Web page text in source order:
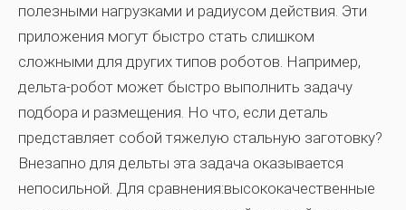
полезными нагрузками и радиусом действия. Эти
приложения могут быстро стать слишком
сложными для других типов роботов. Например,
дельта-робот может быстро выполнить задачу
подбора и размещения. Но что, если деталь
представляет собой тяжелую стальную заготовку?
Внезапно для дельты эта задача оказывается
непосильной. Для сравнения:высококачественные